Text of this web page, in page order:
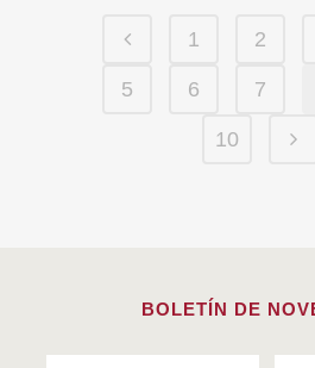
1 2
5 6 7
10
BOLETÍN DE